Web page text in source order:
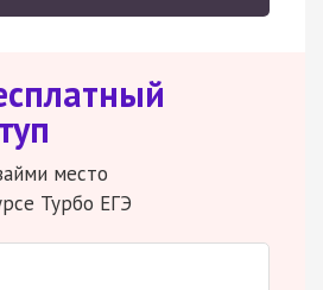
место
Турбо ЕГЭ